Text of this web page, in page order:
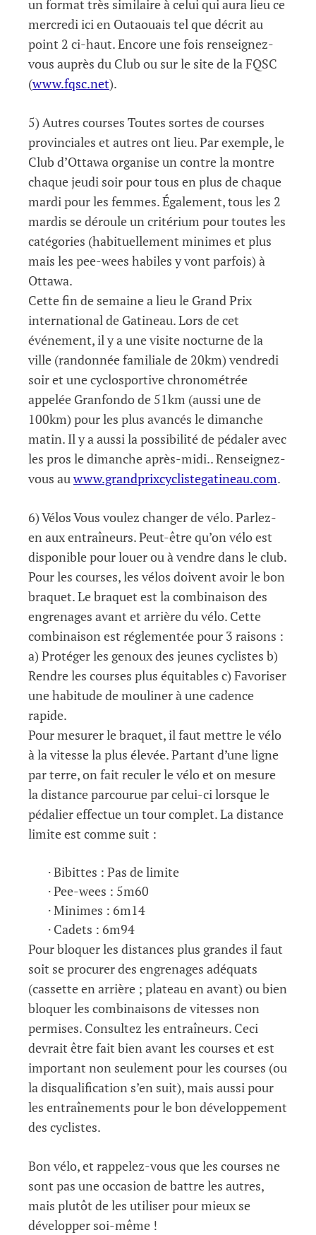
un format très similaire à celui qui aura lieu ce
mercredi ici en Outaouais tel que décrit au
point 2 ci-haut. Encore une fois renseignez-
vous auprès du Club ou sur le site de la FQSC
(www.fqsc.net).
5) Autres courses Toutes sortes de courses
provinciales et autres ont lieu. Par exemple, le
Club d’Ottawa organise un contre la montre
chaque jeudi soir pour tous en plus de chaque
mardi pour les femmes. Également, tous les 2
mardis se déroule un critérium pour toutes les
catégories (habituellement minimes et plus
mais les pee-wees habiles y vont parfois) à
Ottawa.
Cette fin de semaine a lieu le Grand Prix
international de Gatineau. Lors de cet
événement, il y a une visite nocturne de la
ville (randonnée familiale de 20km) vendredi
soir et une cyclosportive chronométrée
appelée Granfondo de 51km (aussi une de
100km) pour les plus avancés le dimanche
matin. Il y a aussi la possibilité de pédaler avec
les pros le dimanche après-midi.. Renseignez-
vous auwww.grandprixcyclistegatineau.com.
6) Vélos Vous voulez changer de vélo. Parlez-
en aux entraîneurs. Peut-être qu’on vélo est
disponible pour louer ou à vendre dans le club.
Pour les courses, les vélos doivent avoir le bon
braquet. Le braquet est la combinaison des
engrenages avant et arrière du vélo. Cette
combinaison est réglementée pour 3 raisons :
a) Protéger les genoux des jeunes cyclistes b)
Rendre les courses plus équitables c) Favoriser
une habitude de mouliner à une cadence
rapide.
Pour mesurer le braquet, il faut mettre le vélo
à la vitesse la plus élevée. Partant d’une ligne
par terre, on fait reculer le vélo et on mesure
la distance parcourue par celui-ci lorsque le
pédalier effectue un tour complet. La distance
limite est comme suit :
· Bibittes : Pas de limite
· Pee-wees : 5m60
· Minimes : 6m14
· Cadets : 6m94
Pour bloquer les distances plus grandes il faut
soit se procurer des engrenages adéquats
(cassette en arrière ; plateau en avant) ou bien
bloquer les combinaisons de vitesses non
permises. Consultez les entraîneurs. Ceci
devrait être fait bien avant les courses et est
important non seulement pour les courses (ou
la disqualification s’en suit), mais aussi pour
les entraînements pour le bon développement
des cyclistes.
Bon vélo, et rappelez-vous que les courses ne
sont pas une occasion de battre les autres,
mais plutôt de les utiliser pour mieux se
développer soi-même !